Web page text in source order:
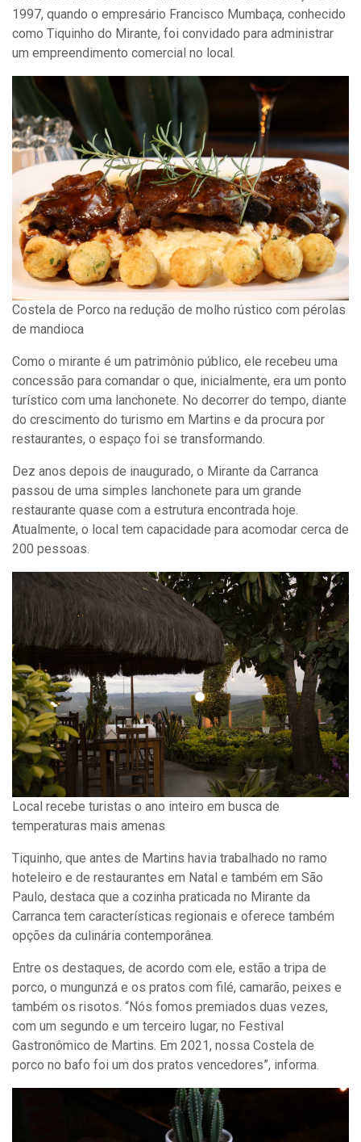
1997, quando o empresário Francisco Mumbaça, conhecido
como Tiquinho do Mirante, foi convidado para administrar
um empreendimento comercial no local.
Costela de Porco na redução de molho rústico com pérolas
de mandioca
Como o mirante é um patrimônio público, ele recebeu uma
concessão para comandar o que, inicialmente, era um ponto
turístico com uma lanchonete. No decorrer do tempo, diante
do crescimento do turismo em Martins e da procura por
restaurantes, o espaço foi se transformando.
Dez anos depois de inaugurado, o Mirante da Carranca
passou de uma simples lanchonete para um grande
restaurante quase com a estrutura encontrada hoje.
Atualmente, o local tem capacidade para acomodar cerca de
200 pessoas.
Local recebe turistas o ano inteiro em busca de
temperaturas mais amenas
Tiquinho, que antes de Martins havia trabalhado no ramo
hoteleiro e de restaurantes em Natal e também em São
Paulo, destaca que a cozinha praticada no Mirante da
Carranca tem características regionais e oferece também
opções da culinária contemporânea.
Entre os destaques, de acordo com ele, estão a tripa de
porco, o mungunzá e os pratos com filé, camarão, peixes e
também os risotos. “Nós fomos premiados duas vezes,
com um segundo e um terceiro lugar, no Festival
Gastronômico de Martins. Em 2021, nossa Costela de
porco no bafo foi um dos pratos vencedores”, informa.